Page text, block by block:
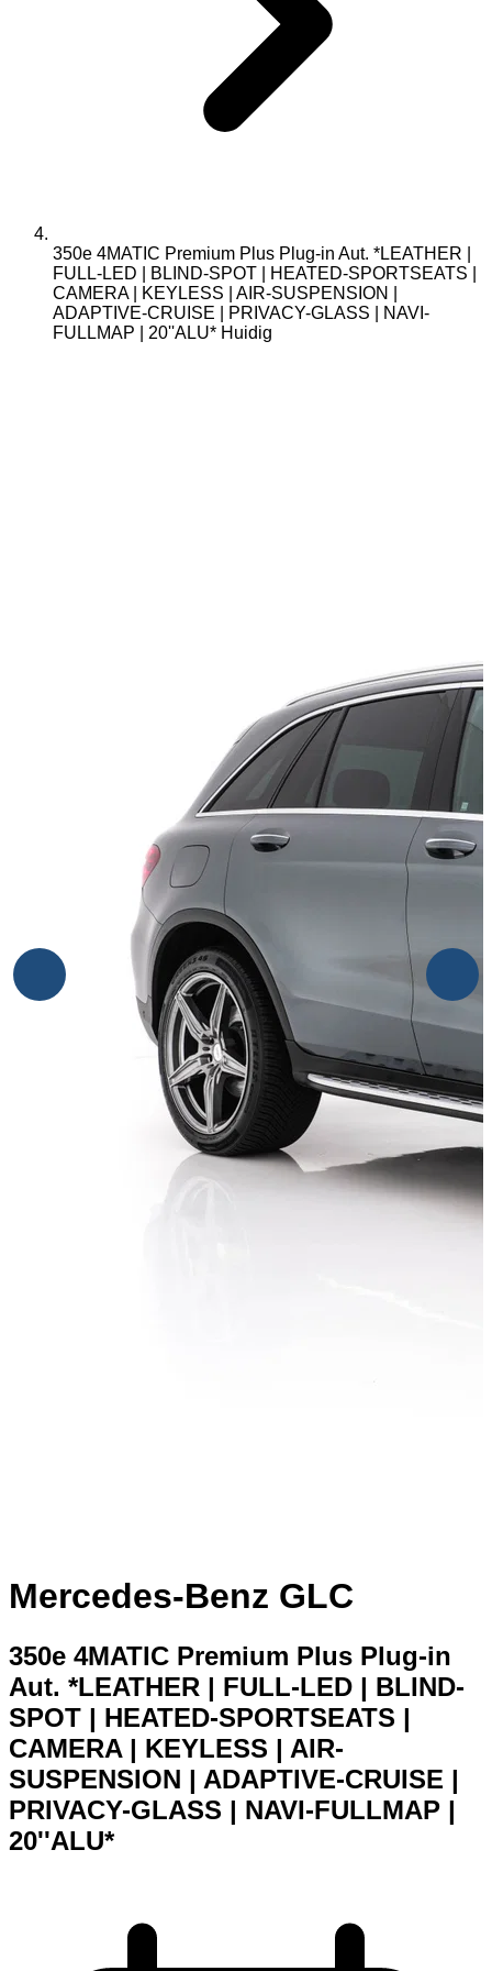
350e 4MATIC Premium Plus Plug-in Aut. *LEATHER |
FULL-LED | BLIND-SPOT | HEATED-SPORTSEATS |
CAMERA | KEYLESS | AIR-SUSPENSION |
ADAPTIVE-CRUISE | PRIVACY-GLASS | NAVI-
FULLMAP | 20''ALU* Huidig
Mercedes-Benz GLC
350e 4MATIC Premium Plus Plug-in
Aut. *LEATHER | FULL-LED | BLIND-
SPOT | HEATED-SPORTSEATS |
CAMERA | KEYLESS | AIR-
SUSPENSION | ADAPTIVE-CRUISE |
PRIVACY-GLASS | NAVI-FULLMAP |
20''ALU*